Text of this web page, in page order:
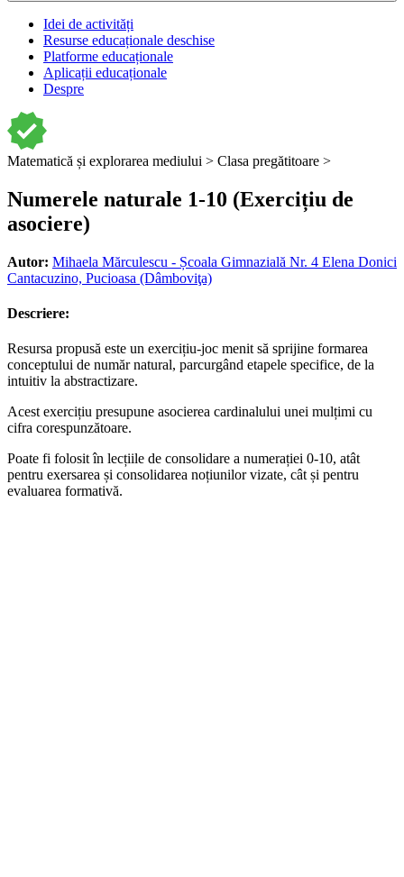
Idei de activități
Resurse educaționale deschise
Platforme educaționale
Aplicații educaționale
Despre
Matematică și explorarea mediului > Clasa pregătitoare >
Numerele naturale 1-10 (Exercițiu de
asociere)
Autor: Mihaela Mărculescu - Școala Gimnazială Nr. 4 Elena Donici
Cantacuzino, Pucioasa (Dâmboviţa)
Descriere:
Resursa propusă este un exercițiu-joc menit să sprijine formarea
conceptului de număr natural, parcurgând etapele specifice, de la
intuitiv la abstractizare.
Acest exercițiu presupune asocierea cardinalului unei mulțimi cu
cifra corespunzătoare.
Poate fi folosit în lecțiile de consolidare a numerației 0-10, atât
pentru exersarea și consolidarea noțiunilor vizate, cât și pentru
evaluarea formativă.